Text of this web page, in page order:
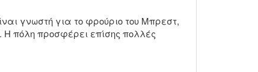
γνωστή για το φρούριο του Μπρεστ,
Η πόλη προσφέρει επίσης πολλές